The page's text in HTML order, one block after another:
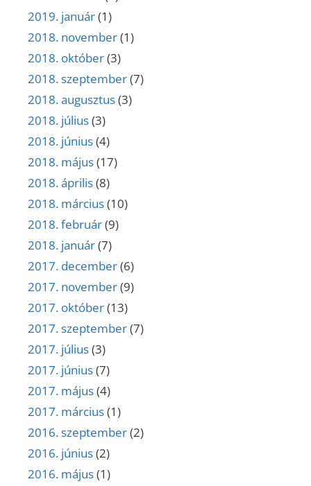
2019. január(1)
2018. november(1)
2018. október(3)
2018. szeptember(7)
2018. augusztus(3)
2018. július(3)
2018. június(4)
2018. május(17)
2018. április(8)
2018. március(10)
2018. február(9)
2018. január(7)
2017. december(6)
2017. november(9)
2017. október(13)
2017. szeptember(7)
2017. július(3)
2017. június(7)
2017. május(4)
2017. március(1)
2016. szeptember(2)
2016. június(2)
2016. május(1)